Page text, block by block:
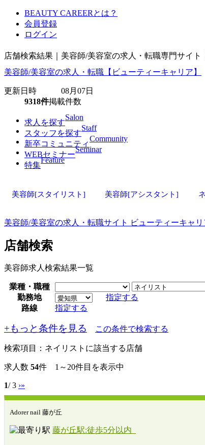
BEAUTY CAREERとは？
会員登録
ログイン
店舗検索結果｜美容師/美容室の求人・転職専門サイト
美容師/美容室の求人・転職【ビューティーキャリア】
更新日時 08月07日
9318件掲載件数
求人を探す
Salon
スタッフを探す
Staff
新卒コミュニティ
Community
WEBセミナー
Seminar
特集
Feature
美容師[スタイリスト] 美容師[アシスタント]
美容師/美容室の求人・転職サイト ビューティーキャリ
店舗検索
美容師求人検索結果一覧
業種・職種
勤務地
指定する
路線
指定する
+もっと条件を見る この条件で検索する
検索項目： ネイリストに該当する店舗
求人数 54件 1～20件目を表示中
1/ 3 ›»
Adorer nail 藤が丘
藤が丘駅:徒歩5分以内